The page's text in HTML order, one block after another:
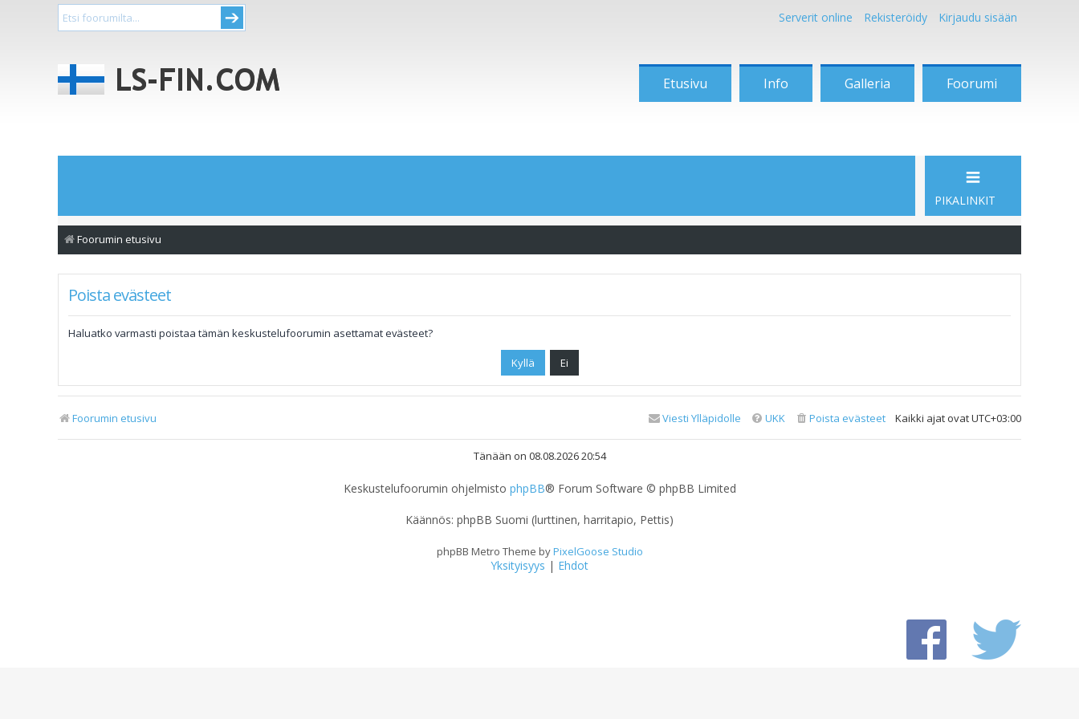
Serverit online Rekisteröidy Kirjaudu sisään
Etusivu Info Galleria Foorumi
PIKALINKIT
Foorumin etusivu
Poista evästeet
Haluatko varmasti poistaa tämän keskustelufoorumin asettamat evästeet?
Foorumin etusivu Kaikki ajat ovatUTC+03:00
Poista evästeet
UKK
Viesti Ylläpidolle
Tänään on 08.08.2026 20:54
Keskustelufoorumin ohjelmisto phpBB® Forum Software © phpBB Limited
Käännös: phpBB Suomi (lurttinen, harritapio, Pettis)
phpBB Metro Theme byPixelGoose Studio
Yksityisyys | Ehdot